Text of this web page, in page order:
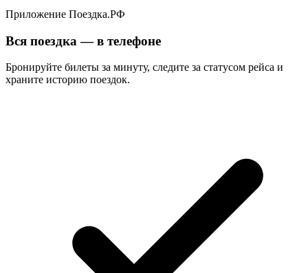
Приложение Поездка.РФ
Вся поездка — в телефоне
Бронируйте билеты за минуту, следите за статусом рейса и
храните историю поездок.